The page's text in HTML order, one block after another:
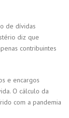
de dívidas
diz que
contribuintes
e encargos
O cálculo da
com a pandemia